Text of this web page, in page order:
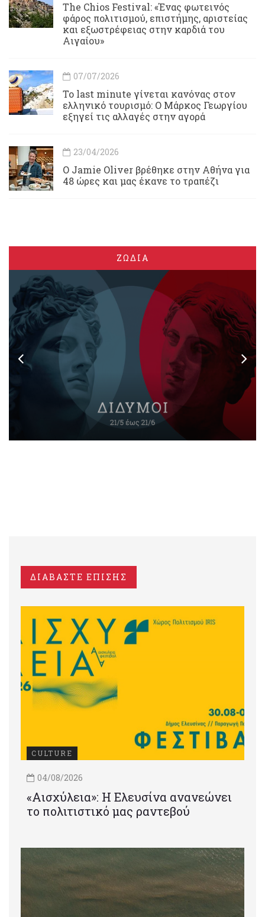
Τhe Chios Festival: «Ένας φωτεινός
φάρος πολιτισμού, επιστήμης, αριστείας
και εξωστρέφειας στην καρδιά του
Αιγαίου»
07/07/2026
Το last minute γίνεται κανόνας στον
ελληνικό τουρισμό: Ο Μάρκος Γεωργίου
εξηγεί τις αλλαγές στην αγορά
23/04/2026
Ο Jamie Oliver βρέθηκε στην Αθήνα για
48 ώρες και μας έκανε το τραπέζι
ΖΩΔΙΑ
ΔΙΑΒΑΣΤΕ ΕΠΙΣΗΣ
CULTURE
04/08/2026
«Αισχύλεια»: Η Ελευσίνα ανανεώνει
το πολιτιστικό μας ραντεβού